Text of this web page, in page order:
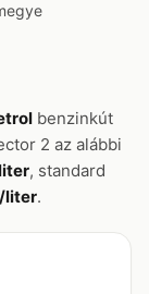
benzinkút
2 az alábbi
, standard
liter.